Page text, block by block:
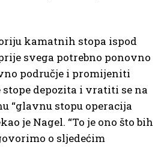
kamatnih stopa ispod
svega potrebno ponovno
područje i promijeniti
stope depozita i vratiti se na
“glavnu stopu operacija
je Nagel. “To je ono što bih
o sljedećim